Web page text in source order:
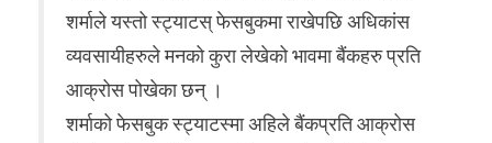
शर्माले यस्तो स्ट्याटस् फेसबुकमा राखेपछि अधिकांस
व्यवसायीहरुले मनको कुरा लेखेको भावमा बैंकहरु प्रति
आक्रोस पोखेका छन् ।
शर्माको फेसबुक स्ट्याटस्मा अहिले बैंकप्रति आक्रोस